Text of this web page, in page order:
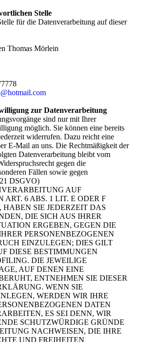
Stelle
für die Datenverarbeitung auf dieser
Thomas Mörlein
zur Datenverarbeitung
sind nur mit Ihrer
möglich. Sie können eine bereits
widerrufen. Dazu reicht eine
E-Mail an uns. Die Rechtmäßigkeit der
Datenverarbeitung bleibt vom
gegen die
Fällen sowie gegen
DSGVO)
AUF
ART. 6 ABS. 1 LIT. E ODER F
HABEN SIE JEDERZEIT DAS
DIE SICH AUS IHRER
ERGEBEN, GEGEN DIE
PERSONENBEZOGENEN
EINZULEGEN; DIES GILT
DIESE BESTIMMUNGEN
DIE JEWEILIGE
AUF DENEN EINE
ENTNEHMEN SIE DIESER
WENN SIE
WERDEN WIR IHRE
DATEN
ES SEI DENN, WIR
SCHUTZWÜRDIGE GRÜNDE
NACHWEISEN, DIE IHRE
UND FREIHEITEN